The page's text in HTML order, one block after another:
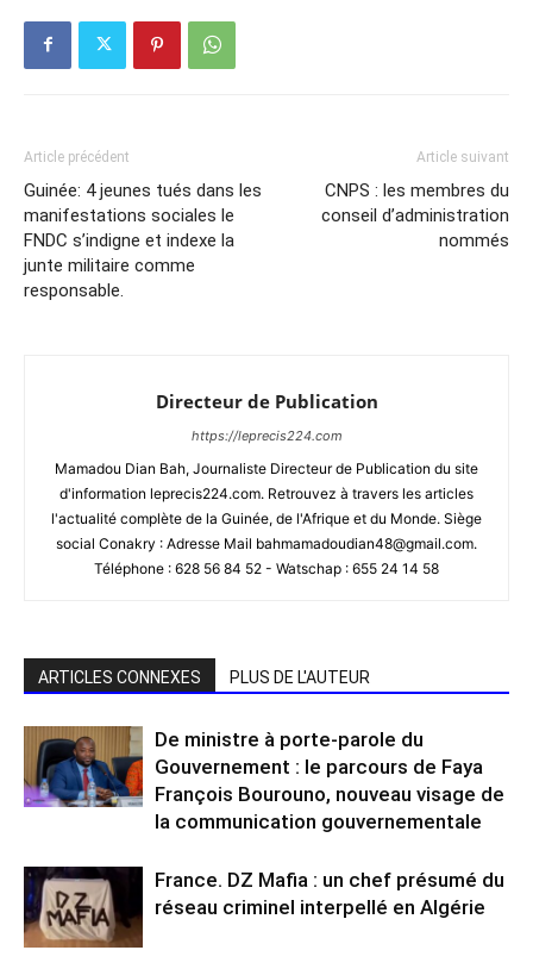
Article précédent
Guinée: 4 jeunes tués dans les
manifestations sociales le
FNDC s’indigne et indexe la
junte militaire comme
responsable.
Article suivant
CNPS : les membres du
conseil d’administration
nommés
Directeur de Publication
https://leprecis224.com
Mamadou Dian Bah, Journaliste Directeur de Publication du site
d'information leprecis224.com. Retrouvez à travers les articles
l'actualité complète de la Guinée, de l'Afrique et du Monde. Siège
social Conakry : Adresse Mail bahmamadoudian48@gmail.com.
Téléphone : 628 56 84 52 - Watschap : 655 24 14 58
ARTICLES CONNEXES PLUS DE L'AUTEUR
De ministre à porte-parole du
Gouvernement : le parcours de Faya
François Bourouno, nouveau visage de
la communication gouvernementale
France. DZ Mafia : un chef présumé du
réseau criminel interpellé en Algérie